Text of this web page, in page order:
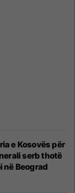
e Kosovës për
serb thotë
në Beograd